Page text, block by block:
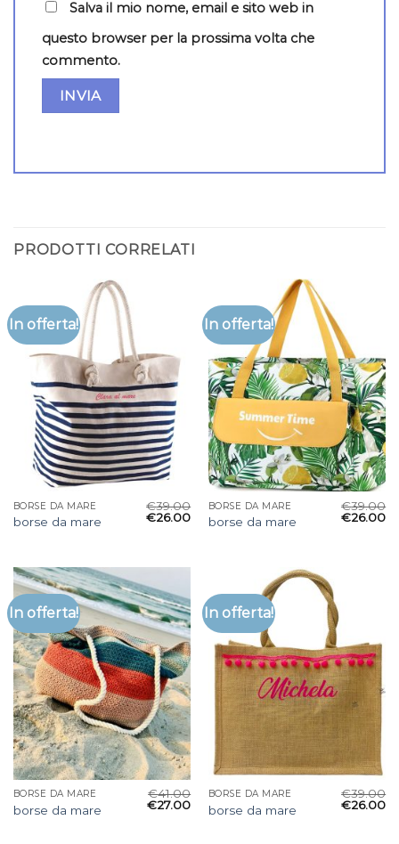
Salva il mio nome, email e sito web in
questo browser per la prossima volta che
commento.
PRODOTTI CORRELATI
In offerta!
BORSE DA MARE
borse da mare
€39.00
€26.00
In offerta!
BORSE DA MARE
borse da mare
€39.00
€26.00
In offerta!
BORSE DA MARE
borse da mare
€41.00
€27.00
In offerta!
BORSE DA MARE
borse da mare
€39.00
€26.00